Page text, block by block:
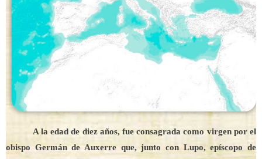
A la edad de diez años, fue consagrada como virgen por el
obispo Germán de Auxerre que, junto con Lupo, epíscopo de